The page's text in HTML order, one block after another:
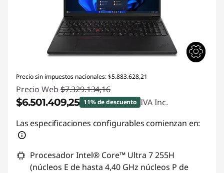
Precio sin impuestos nacionales: $5.883.628,21
Precio Web $7.329.134,16
$6.501.409,25 11% de descuento IVA Inc.
Descuento prod (inc IVA) :-$827.724,91
Las especificaciones configurables comienzan en:
Procesador Intel® Core™ Ultra 7 255H
(núcleos E de hasta 4,40 GHz núcleos P de